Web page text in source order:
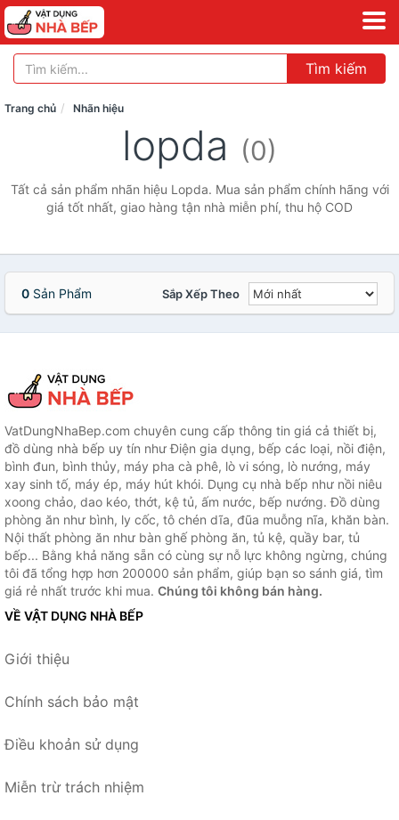
Tìm kiếm
Trang chủ Nhãn hiệu
lopda (0)
Tất cả sản phẩm nhãn hiệu Lopda. Mua sản phẩm chính hãng với
giá tốt nhất, giao hàng tận nhà miễn phí, thu hộ COD
0 Sản Phẩm Sắp Xếp Theo
VatDungNhaBep.com chuyên cung cấp thông tin giá cả thiết bị,
đồ dùng nhà bếp uy tín như Điện gia dụng, bếp các loại, nồi điện,
bình đun, bình thủy, máy pha cà phê, lò vi sóng, lò nướng, máy
xay sinh tố, máy ép, máy hút khói. Dụng cụ nhà bếp như nồi niêu
xoong chảo, dao kéo, thớt, kệ tủ, ấm nước, bếp nướng. Đồ dùng
phòng ăn như bình, ly cốc, tô chén dĩa, đũa muỗng nĩa, khăn bàn.
Nội thất phòng ăn như bàn ghế phòng ăn, tủ kệ, quầy bar, tủ
bếp... Bằng khả năng sẵn có cùng sự nỗ lực không ngừng, chúng
tôi đã tổng hợp hơn 200000 sản phẩm, giúp bạn so sánh giá, tìm
giá rẻ nhất trước khi mua. Chúng tôi không bán hàng.
VỀ VẬT DỤNG NHÀ BẾP
Giới thiệu
Chính sách bảo mật
Điều khoản sử dụng
Miễn trừ trách nhiệm